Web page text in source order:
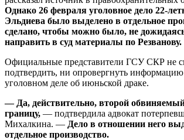
Однако 26 февраля уголовное дело 22-
Эльдиева было выделено в отдельное
сделано, чтобы можно было, не
направить в суд материалы по Резванову.
Официальные представители ГСУ СКР не
подтвердить, ни опровергнуть
уголовном деле об июньской драке.
— Да, действительно, второй
границу, — подтвердила адвокат
Михалкина. — Дело в отношении него
отдельное производство.